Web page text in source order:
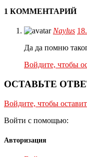
1 КОММЕНТАРИЙ
Naylus
Да да помню
Войдите, чтобы
ОСТАВЬТЕ
Войдите, чтобы
Войти с помощью:
Авторизация